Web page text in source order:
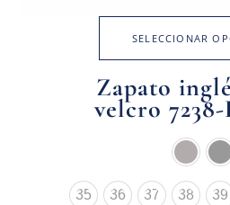
SELECCIONAR
Zapato
velcro
35 36 37 38 39